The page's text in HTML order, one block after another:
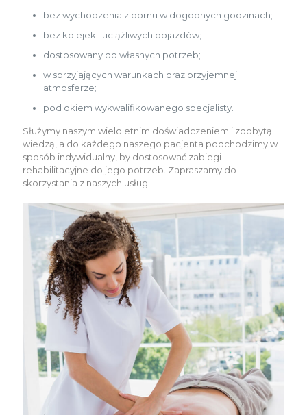
bez wychodzenia z domu w dogodnych godzinach;
bez kolejek i uciążliwych dojazdów;
dostosowany do własnych potrzeb;
w sprzyjających warunkach oraz przyjemnej
atmosferze;
pod okiem wykwalifikowanego specjalisty.
Służymy naszym wieloletnim doświadczeniem i zdobytą
wiedzą, a do każdego naszego pacjenta podchodzimy w
sposób indywidualny, by dostosować zabiegi
rehabilitacyjne do jego potrzeb. Zapraszamy do
skorzystania z naszych usług.